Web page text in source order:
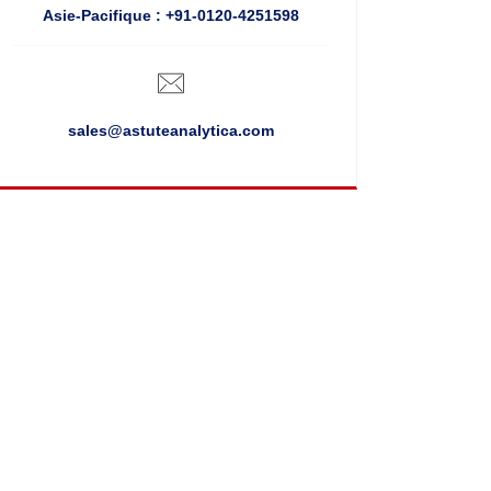
Asie-Pacifique : +91-0120-4251598
sales@astuteanalytica.com